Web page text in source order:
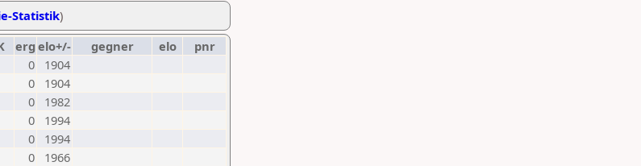
Statistik)
erg elo+/- gegner elo
pnr
0
1904
0
1904
0
1982
0
1994
0
1994
0
1966